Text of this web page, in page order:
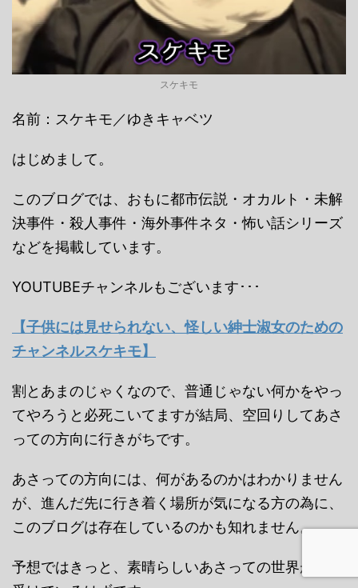
スケキモ
名前：スケキモ／ゆきキャベツ
はじめまして。
このブログでは、おもに都市伝説・オカルト・未解
決事件・殺人事件・海外事件ネタ・怖い話シリーズ
などを掲載しています。
YOUTUBEチャンネルもございます･･･
【子供には見せられない、怪しい紳士淑女のための
チャンネルスケキモ】
割とあまのじゃくなので、普通じゃない何かをやっ
てやろうと必死こいてますが結局、空回りしてあさ
っての方向に行きがちです。
あさっての方向には、何があるのかはわかりません
が、進んだ先に行き着く場所が気になる方の為に、
このブログは存在しているのかも知れません。
予想ではきっと、素晴らしいあさっての世界が待ち